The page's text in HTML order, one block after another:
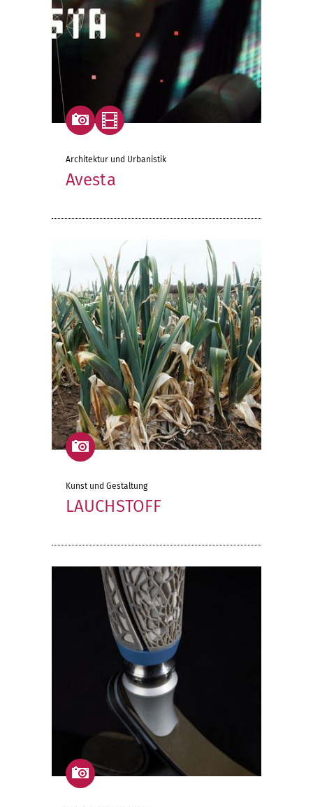
Avesta
Architektur und Urbanistik
LAUCHSTOFF
Kunst und Gestaltung